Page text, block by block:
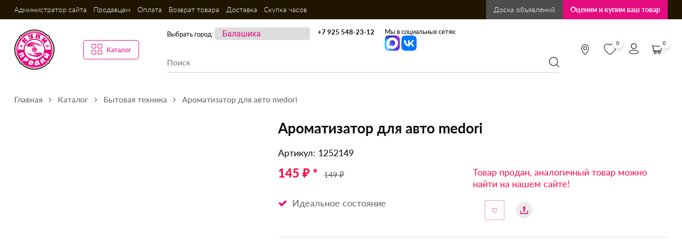
Администратор сайта Продавцам Оплата Возврат товара Доставка Скупка часов Доска объявлений Оценим и купим ваш товар
Каталог
Выбрать город: +7 925 548-23-12 Мы в социальных сетях:
0 0
Главная Каталог Бытовая техника Ароматизатор для авто medori
Ароматизатор для авто medori
Артикул: 1252149
145 ₽ * 149 ₽
Идеальное состояние
Товар продан, аналогичный товар можно
найти на нашем сайте!